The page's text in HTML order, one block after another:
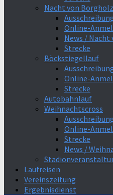
Nacht von
Online-
News / Nacht
Strecke
Böckstiegellauf
Online-
Strecke
Autobahnlauf
Weihnachtscross
Online-
Strecke
News /
Laufreisen
Vereinszeitung
Ergebnisdienst